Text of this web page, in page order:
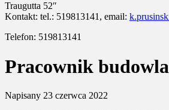
Traugutta 52″
Kontakt: tel.: 519813141, email:
Telefon: 519813141
Pracownik
Napisany 23 czerwca 2022